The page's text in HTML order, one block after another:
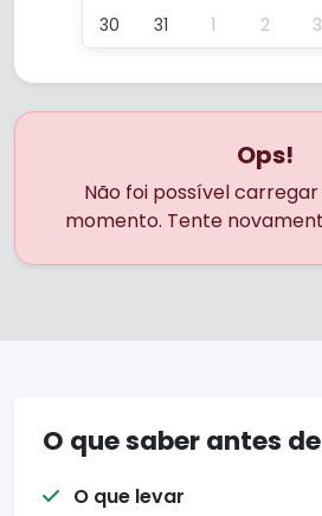
30
31 1 2 3
Ops!
Não foi possível
momento. Tente
O que saber antes
O que levar